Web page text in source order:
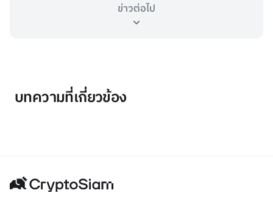
ข่าวต่อไป
บทความที่เกี่ยวข้อง